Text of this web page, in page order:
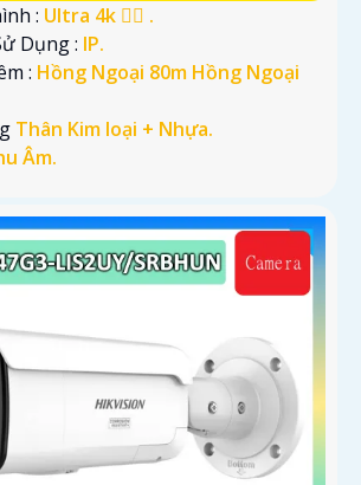
: Ultra 4k 👍🏾 .
Dụng : IP.
: Hồng Ngoại 80m Hồng Ngoại
Thân Kim loại + Nhựa.
Âm.